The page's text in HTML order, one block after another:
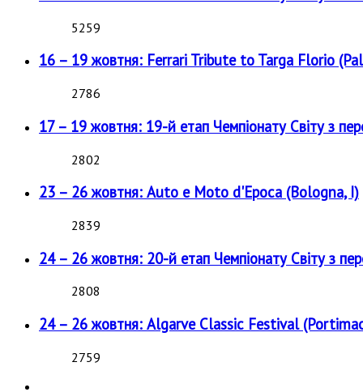
5259
16 – 19 жовтня: Ferrari Tribute to Targa Florio
2786
17 – 19 жовтня: 19-й етап Чемпіонату Світу з
2802
23 – 26 жовтня: Auto e Moto d'Epoca (Bologna, I)
2839
24 – 26 жовтня: 20-й етап Чемпіонату Світу з
2808
24 – 26 жовтня: Algarve Classic Festival
2759